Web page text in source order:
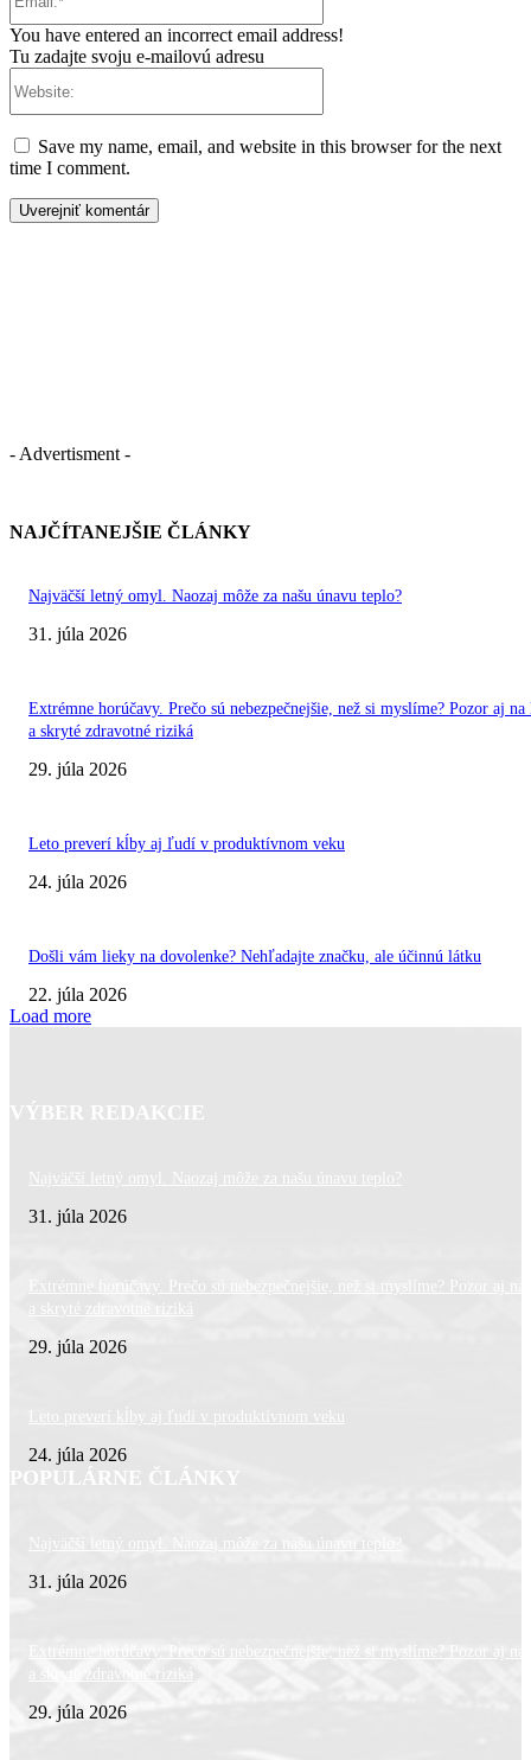
You have entered an incorrect email address!
Tu zadajte svoju e-mailovú adresu
Save my name, email, and website in this browser for the next
time I comment.
- Advertisment -
NAJČÍTANEJŠIE ČLÁNKY
Najväčší letný omyl. Naozaj môže za našu únavu teplo?
31. júla 2026
Extrémne horúčavy. Prečo sú nebezpečnejšie, než si myslíme? Pozor aj
a skryté zdravotné riziká
29. júla 2026
Leto preverí kĺby aj ľudí v produktívnom veku
24. júla 2026
Došli vám lieky na dovolenke? Nehľadajte značku, ale účinnú látku
22. júla 2026
Load more
VÝBER REDAKCIE
Najväčší letný omyl. Naozaj môže za našu únavu teplo?
31. júla 2026
Extrémne horúčavy. Prečo sú nebezpečnejšie, než si myslíme? Pozor aj
a skryté zdravotné riziká
29. júla 2026
Leto preverí kĺby aj ľudí v produktívnom veku
24. júla 2026
POPULÁRNE ČLÁNKY
Najväčší letný omyl. Naozaj môže za našu únavu teplo?
31. júla 2026
Extrémne horúčavy. Prečo sú nebezpečnejšie, než si myslíme? Pozor aj
a skryté zdravotné riziká
29. júla 2026